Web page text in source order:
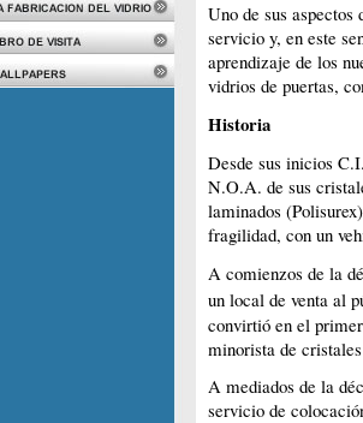
Uno de sus
servicio y, en este
aprendizaje de los
vidrios de puertas,
Historia
Desde sus inicios
N.O.A. de sus
laminados
fragilidad, con un
A comienzos de la
un local de venta al
convirtió en el
minorista de
A mediados de la
servicio de